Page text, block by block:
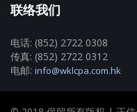
联络我们
电话: (852) 2722 0308
传真: (852) 2722 0312
电邮: info@wklcpa.com.hk